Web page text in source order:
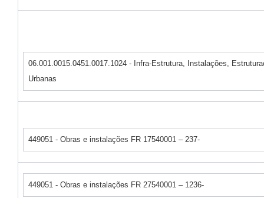
06.001.0015.0451.0017.1024 - Infra-Estrutura, Instalações,
Urbanas
449051 - Obras e instalações FR 17540001 – 237-
449051 - Obras e instalações FR 27540001 – 1236-